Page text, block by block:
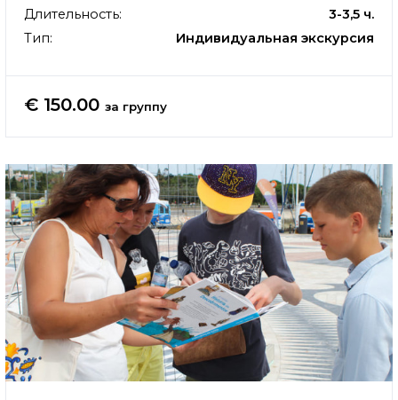
Длительность:
3-3,5 ч.
Тип:
Индивидуальная экскурсия
€ 150.00 за группу